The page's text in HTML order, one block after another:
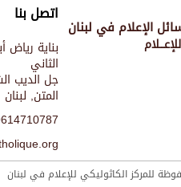
الإعلام في لبنان
اتصل بنا
بناية رياض
الثاني
جل الديب
المتن, لبنان
للمركز الكاثوليكي للإعلام في لبنان